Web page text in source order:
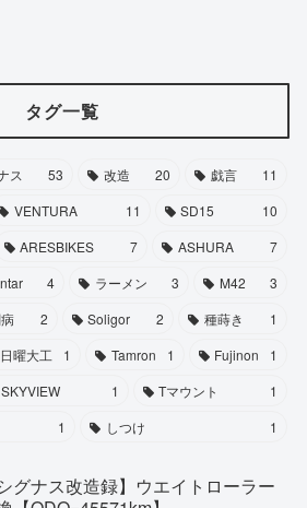
タグ一覧
ス 53 改造 20 戯言
11
VENTURA 11 SD15
10
ARESBIKES 7 ASHURA
7
4 ラーメン 3 M42
3
2 Soligor 2 種蒔き
1
日曜大工 1 Tamron 1 Fujinon
1
SKYVIEW 1 Tマウント
1
1 しつけ 1
シグナス改造録】ウエイトローラー